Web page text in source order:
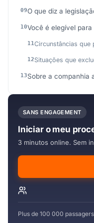
O que diz a
Você é elegível
Circunstâncias que
Situações que
Sobre a companhia
SANS ENGAGEMENT
Iniciar o meu
3 minutos online. Sem
Plus de 100 000